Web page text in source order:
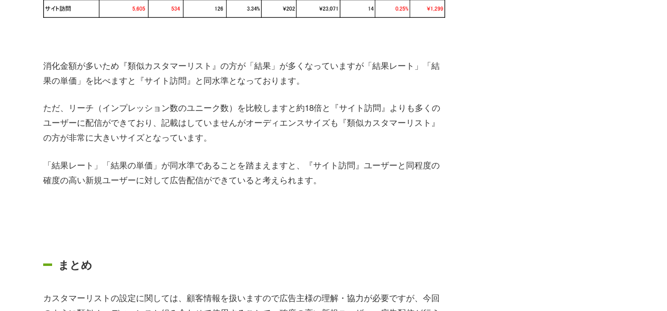
消化金額が多いため『類似カスタマーリスト』の方が「結果」が多くなっていますが「結果レート」「結
果の単価」を比べますと『サイト訪問』と同水準となっております。
ただ、リーチ（インプレッション数のユニーク数）を比較しますと約18倍と『サイト訪問』よりも多くの
ユーザーに配信ができており、記載はしていませんがオーディエンスサイズも『類似カスタマーリスト』
の方が非常に大きいサイズとなっています。
「結果レート」「結果の単価」が同水準であることを踏まえますと、『サイト訪問』ユーザーと同程度の
確度の高い新規ユーザーに対して広告配信ができていると考えられます。
まとめ
カスタマーリストの設定に関しては、顧客情報を扱いますので広告主様の理解・協力が必要ですが、今回